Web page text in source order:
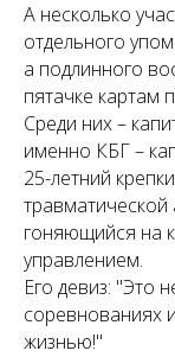
А несколько
отдельного
а подлинного
пятачке картам
Среди них –
именно КБГ –
25-летний
гоняющийся на
управлением.
Его девиз: "Это
соревнованиях
жизнью!"